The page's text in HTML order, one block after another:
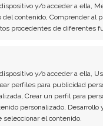
y/o acceder a ella,
contenido, Comprender al
procedentes de diferentes
y/o acceder a ella,
perfiles para publicidad
Crear un perfil para
personalizado, Desarrollo
seleccionar el contenido.
del 17 de
– una fuente
mientras
por qué la
pasar de USD
de la estrategia de